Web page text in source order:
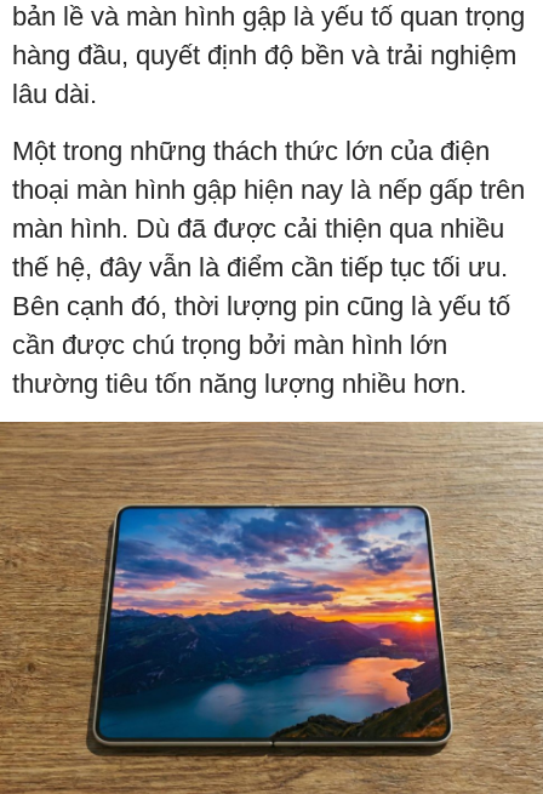
bản lề và màn hình gập là yếu tố quan trọng
hàng đầu, quyết định độ bền và trải nghiệm
lâu dài.
Một trong những thách thức lớn của điện
thoại màn hình gập hiện nay là nếp gấp trên
màn hình. Dù đã được cải thiện qua nhiều
thế hệ, đây vẫn là điểm cần tiếp tục tối ưu.
Bên cạnh đó, thời lượng pin cũng là yếu tố
cần được chú trọng bởi màn hình lớn
thường tiêu tốn năng lượng nhiều hơn.